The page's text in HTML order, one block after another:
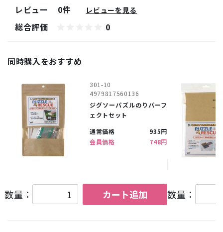
レビュー 0件 レビューを見る
総合評価 0
同時購入をおすすめ
301-10
4979817560136
ジグソーパズルのりパーフ
ェクトセット
通常価格
935円
会員価格
748円
数量： カート追加 数量：